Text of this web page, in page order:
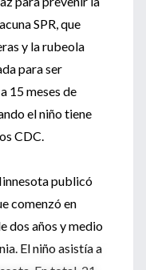
SPR, que
y la rubeola
para ser
15 meses de
el niño tiene
CDC.
publicó
comenzó en
dos años y medio
El niño asistía a